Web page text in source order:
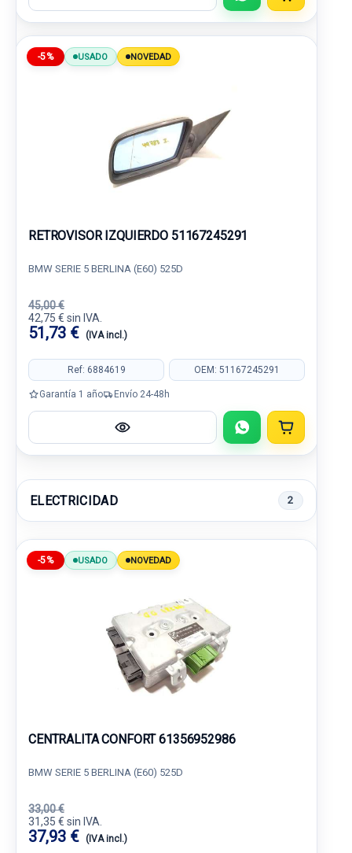
-5% USADO NOVEDAD
RETROVISOR IZQUIERDO 51167245291
BMW SERIE 5 BERLINA (E60) 525D
45,00 €
42,75 € sin IVA.
51,73 € (IVA incl.)
Ref: 6884619 OEM: 51167245291
Garantía 1 año Envío 24-48h
ELECTRICIDAD 2
-5% USADO NOVEDAD
CENTRALITA CONFORT 61356952986
BMW SERIE 5 BERLINA (E60) 525D
33,00 €
31,35 € sin IVA.
37,93 € (IVA incl.)